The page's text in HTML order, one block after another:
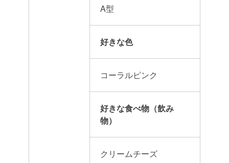
A型
好きな色
コーラルピンク
好きな食べ物（飲み
物）
クリームチーズ